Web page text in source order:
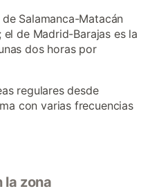
Salamanca-Matacán
de Madrid-Barajas es la
dos horas por
regulares desde
con varias frecuencias
la zona